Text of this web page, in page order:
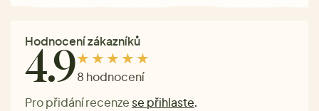
Hodnocení zákazníků
4.98 hodnocení
Pro přidání recenze se přihlaste.